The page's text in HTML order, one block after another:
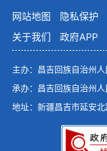
网站地图 隐私保护
关于我们
政府APP
主办：昌吉回族自治州
承办：昌吉回族自治州
地址：新疆昌吉市延安